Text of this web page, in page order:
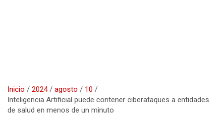
Inicio 2024 agosto
10
Inteligencia Artificial puede contener ciberataques a entidades
de salud en menos de un minuto